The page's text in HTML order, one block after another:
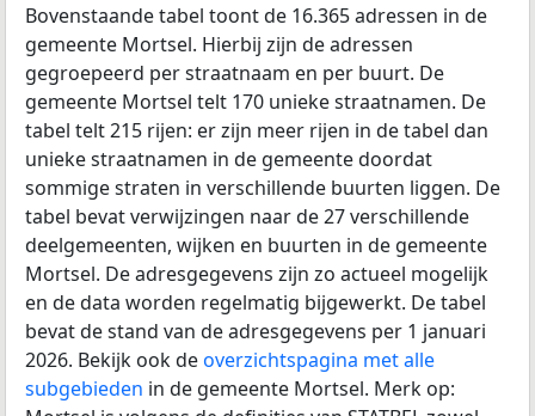
Bovenstaande tabel toont de 16.365 adressen in de
gemeente Mortsel. Hierbij zijn de adressen
gegroepeerd per straatnaam en per buurt. De
gemeente Mortsel telt 170 unieke straatnamen. De
tabel telt 215 rijen: er zijn meer rijen in de tabel dan
unieke straatnamen in de gemeente doordat
sommige straten in verschillende buurten liggen. De
tabel bevat verwijzingen naar de 27 verschillende
deelgemeenten, wijken en buurten in de gemeente
Mortsel. De adresgegevens zijn zo actueel mogelijk
en de data worden regelmatig bijgewerkt. De tabel
bevat de stand van de adresgegevens per 1 januari
2026. Bekijk ook deoverzichtspagina met alle
subgebieden in de gemeente Mortsel. Merk op: